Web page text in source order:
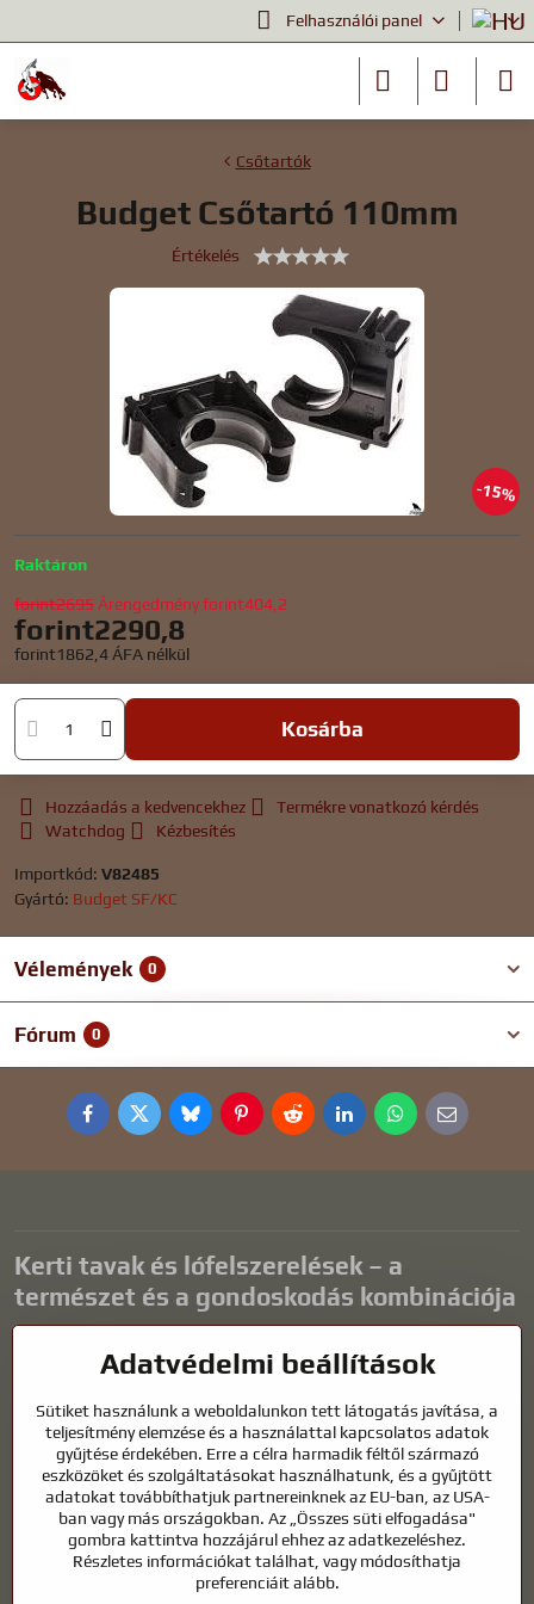
Felhasználói panel
15%
Csőtartók
Budget Csőtartó 110mm
Értékelés
Raktáron
forint2695 Árengedményforint404,2
forint2290,8
forint1862,4 ÁFA nélkül
Kosárba
Hozzáadás a kedvencekhez
Termékre vonatkozó kérdés
Watchdog
Kézbesítés
Importkód: V82485
Gyártó: Budget SF/KC
Vélemények 0
Fórum 0
FacebookTwitterBlueskyPinterestRedditLinkedInWhatsApp
E-
mail
Kerti tavak és lófelszerelések – a
természet és a gondoskodás kombinációja
harmonikus környezetet teremtenek a kikapcsolódáshoz és a vízi
karbantartás kulcsfontosságú a tiszta vízhez és az egészséges
tóhoz egész évben. Ugyanilyen fontos az életünk részét képező
állatok gondozása is.
A lovaknak kiváló minőségű lovaglófelszerelésre, megfelelő
táplálkozásra és felelősségteljes gondoskodásra van szükségük
ahhoz, hogy egészségesek, erősek és elégedettek legyenek. Legyen
szó lovasok, tenyésztők vagy természetkedvelők felszereléséről, a cél
Adatvédelmi beállítások
Sütiket használunk a weboldalunkon tett látogatás javítása, a
teljesítmény elemzése és a használattal kapcsolatos adatok
gyűjtése érdekében. Erre a célra harmadik féltől származó
eszközöket és szolgáltatásokat használhatunk, és a gyűjtött
adatokat továbbíthatjuk partnereinknek az EU-ban, az USA-
ban vagy más országokban. Az „Összes süti elfogadása"
gombra kattintva hozzájárul ehhez az adatkezeléshez.
Részletes információkat találhat, vagy módosíthatja
preferenciáit alább.